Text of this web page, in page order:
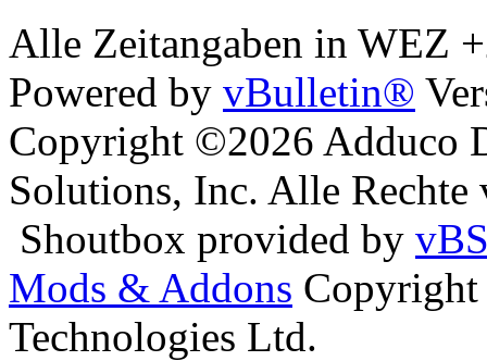
Alle Zeitangaben in WEZ
Powered by vBulletin®
Copyright ©2026 Adduco
Solutions, Inc. Alle Rechte
Shoutbox provided by
Mods & Addons
Technologies Ltd.